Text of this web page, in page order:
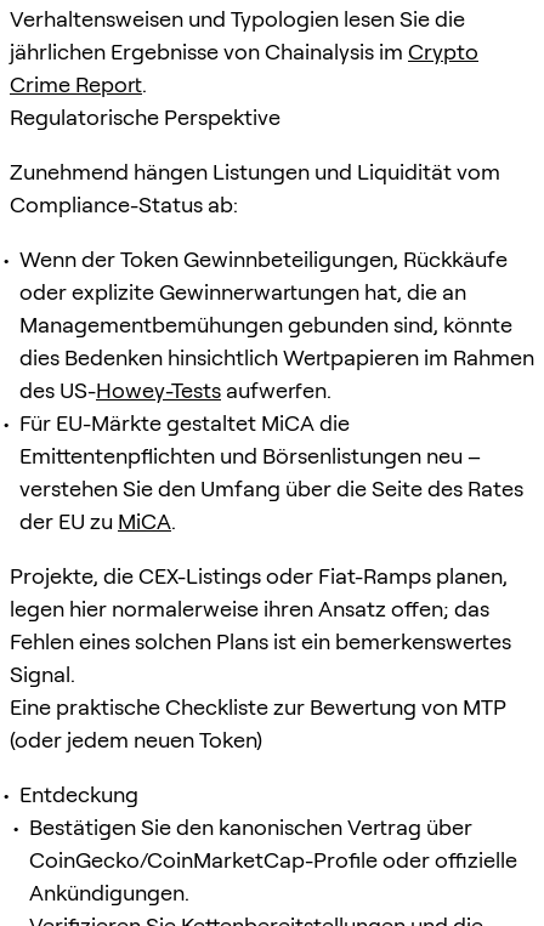
Verhaltensweisen und Typologien lesen Sie die
jährlichen Ergebnisse von Chainalysis im Crypto
Crime Report.
Regulatorische Perspektive
Zunehmend hängen Listungen und Liquidität vom
Compliance-Status ab:
Wenn der Token Gewinnbeteiligungen, Rückkäufe
oder explizite Gewinnerwartungen hat, die an
Managementbemühungen gebunden sind, könnte
dies Bedenken hinsichtlich Wertpapieren im Rahmen
des US-Howey-Tests aufwerfen.
Für EU-Märkte gestaltet MiCA die
Emittentenpflichten und Börsenlistungen neu –
verstehen Sie den Umfang über die Seite des Rates
der EU zu MiCA.
Projekte, die CEX-Listings oder Fiat-Ramps planen,
legen hier normalerweise ihren Ansatz offen; das
Fehlen eines solchen Plans ist ein bemerkenswertes
Signal.
Eine praktische Checkliste zur Bewertung von MTP
(oder jedem neuen Token)
Entdeckung
Bestätigen Sie den kanonischen Vertrag über
CoinGecko/CoinMarketCap-Profile oder offizielle
Ankündigungen.